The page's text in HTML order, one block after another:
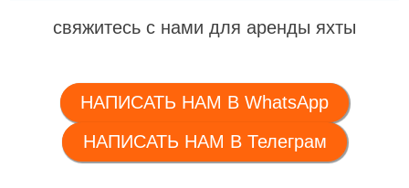
свяжитесь с нами для аренды яхты
НАПИСАТЬ НАМ В WhatsApp
НАПИСАТЬ НАМ В Телеграм